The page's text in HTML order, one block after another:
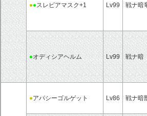
●●スレビアマスク+1 Lv99 戦ナ暗
●オディシアヘルム Lv99 戦ナ暗
●アパシーゴルゲット Lv86 戦ナ暗